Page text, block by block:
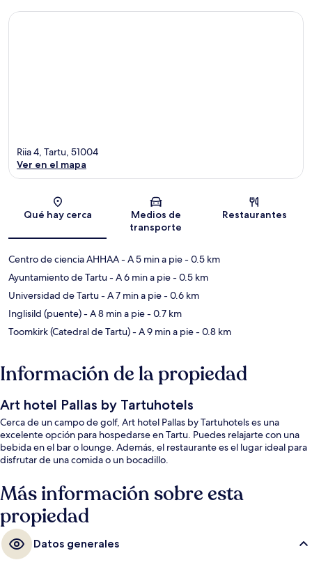
Sección del mapa
Riia 4, Tartu, 51004
Ver en el mapa
Qué hay cerca
Medios de
transporte
Restaurantes
Centro de ciencia AHHAA- A 5 min a pie- 0.5 km
Ayuntamiento de Tartu- A 6 min a pie- 0.5 km
Universidad de Tartu- A 7 min a pie- 0.6 km
Inglisild (puente)- A 8 min a pie- 0.7 km
Toomkirk (Catedral de Tartu)- A 9 min a pie- 0.8 km
Información de la propiedad
Art hotel Pallas by Tartuhotels
Cerca de un campo de golf, Art hotel Pallas by Tartuhotels es una
excelente opción para hospedarse en Tartu. Puedes relajarte con una
bebida en el bar o lounge. Además, el restaurante es el lugar ideal para
disfrutar de una comida o un bocadillo.
Más información sobre esta
propiedad
Datos generales